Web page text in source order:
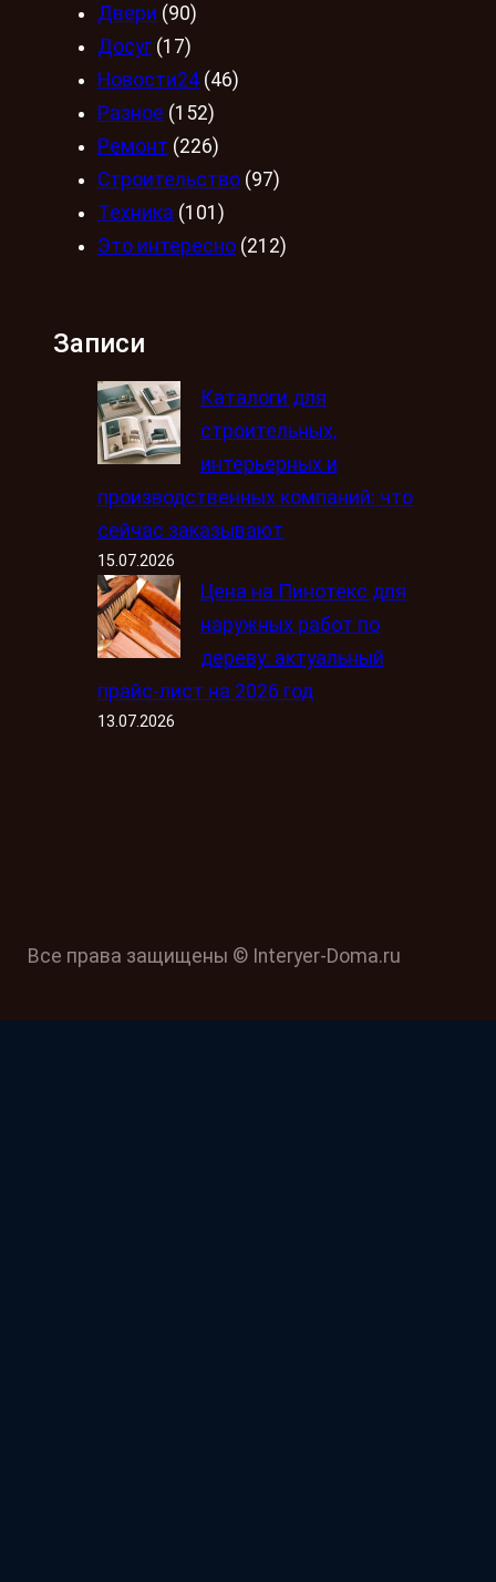
Двери (90)
Досуг (17)
Новости24 (46)
Разное (152)
Ремонт (226)
Строительство (97)
Техника (101)
Это интересно (212)
Записи
Каталоги для
строительных,
интерьерных и
производственных компаний: что
сейчас заказывают
15.07.2026
Цена на Пинотекс для
наружных работ по
дереву: актуальный
прайс-лист на 2026 год
13.07.2026
Все права защищены © Interyer-Doma.ru